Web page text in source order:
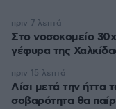
Στο νοσοκομείο
γέφυρα της
πριν 7 λεπτά
Λίσι μετά την
σοβαρότητα θα
πριν 15 λεπτά